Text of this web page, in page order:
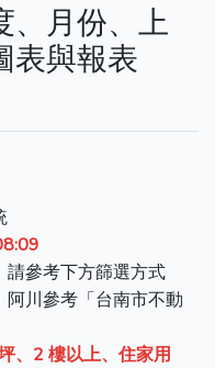
、月份、上
表與報表
參考下方篩選方式
川參考「台南市不動
、2 樓以上、住家用